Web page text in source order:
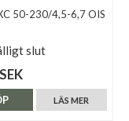
50-230/4,5-6,7 OIS
slut
LÄS MER